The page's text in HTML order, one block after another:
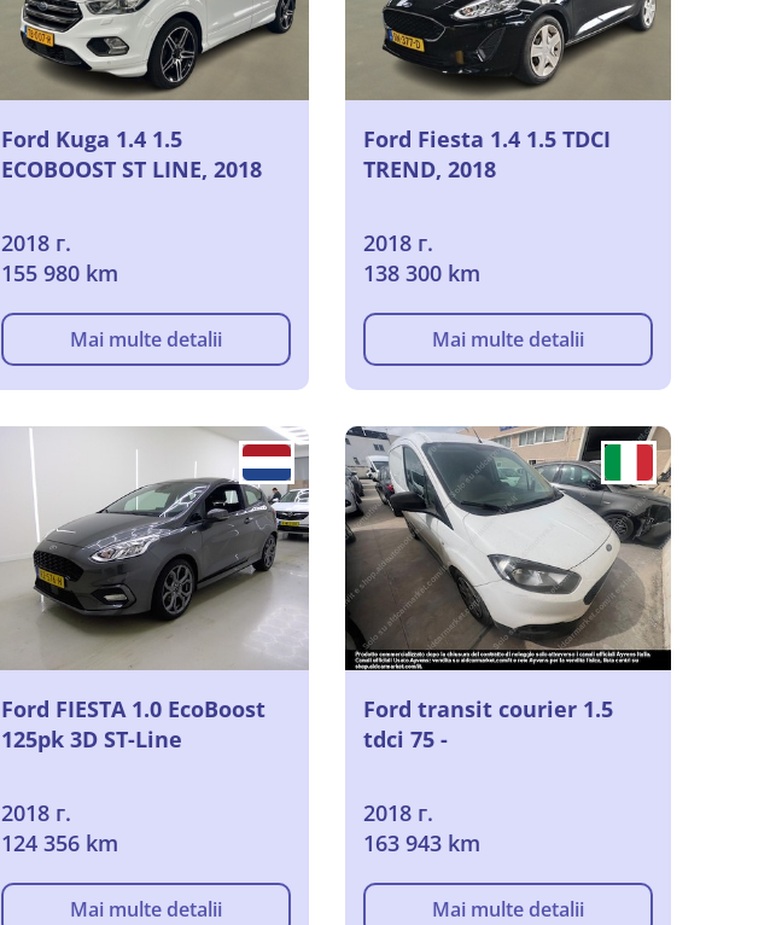
Ford Kuga 1.4 1.5
ECOBOOST ST LINE, 2018
2018 г.
155 980 km
Mai multe detalii
Ford Fiesta 1.4 1.5 TDCI
TREND, 2018
2018 г.
138 300 km
Mai multe detalii
Ford FIESTA 1.0 EcoBoost
125pk 3D ST-Line
2018 г.
124 356 km
Mai multe detalii
Ford transit courier 1.5
tdci 75 -
2018 г.
163 943 km
Mai multe detalii